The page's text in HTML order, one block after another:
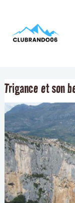
contenu
Trigance et son
de
l’article